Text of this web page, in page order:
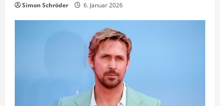
Simon Schröder 6. Januar 2026